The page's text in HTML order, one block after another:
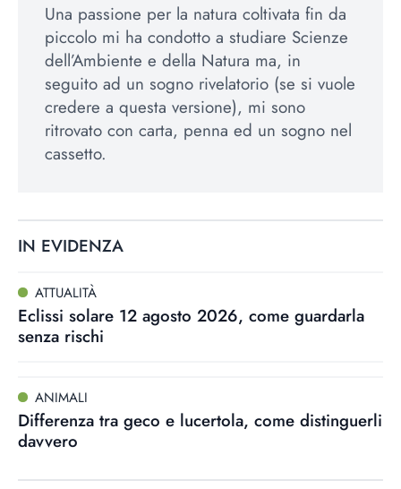
Una passione per la natura coltivata fin da
piccolo mi ha condotto a studiare Scienze
dell’Ambiente e della Natura ma, in
seguito ad un sogno rivelatorio (se si vuole
credere a questa versione), mi sono
ritrovato con carta, penna ed un sogno nel
cassetto.
IN EVIDENZA
ATTUALITÀ
Eclissi solare 12 agosto 2026, come guardarla
senza rischi
ANIMALI
Differenza tra geco e lucertola, come distinguerli
davvero